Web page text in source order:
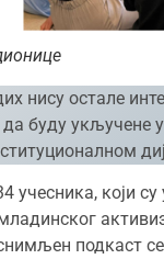
нису остале
буду укључене
учесника, који
подкаст